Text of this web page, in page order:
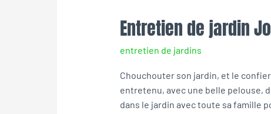
Entretien de jardin
entretien de jardins
Chouchouter son jardin, et le confier
entretenu, avec une belle pelouse,
dans le jardin avec toute sa famille
Entretien
de
jardin
les-
Tours